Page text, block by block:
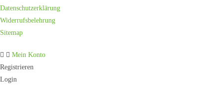
Datenschutzerklärung
Widerrufsbelehrung
Sitemap
Mein Konto
Registrieren
Login